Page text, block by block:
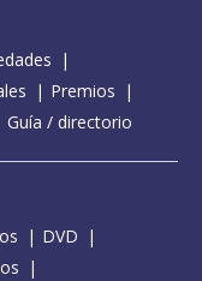
Premios
Guía / directorio
DVD